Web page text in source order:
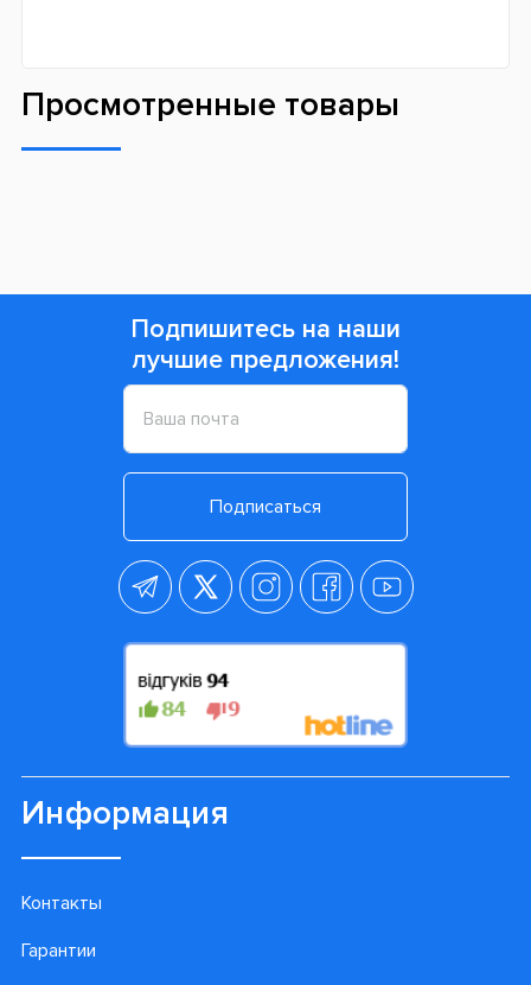
Просмотренные товары
Подпишитесь на наши
лучшие предложения!
Подписаться
Информация
Контакты
Гарантии